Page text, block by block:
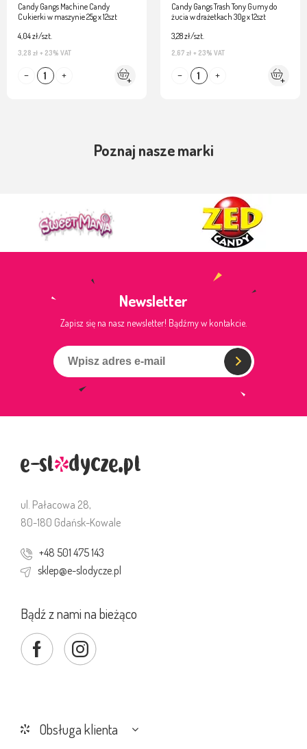
Candy Gangs Machine Candy
Cukierki w maszynie 25g x 12szt
4,04 zł/szt.
3,28 zł + 23% VAT
Candy Gangs Trash Tony Gumy do
żucia w drażetkach 30g x 12szt
3,28 zł/szt.
2,67 zł + 23% VAT
Poznaj nasze marki
Newsletter
Zapisz się na nasz newsletter! Bądźmy w kontakcie.
ul. Pałacowa 28,
80-180 Gdańsk-Kowale
+48 501 475 143
sklep@e-slodycze.pl
Bądź z nami na bieżąco
Obsługa klienta